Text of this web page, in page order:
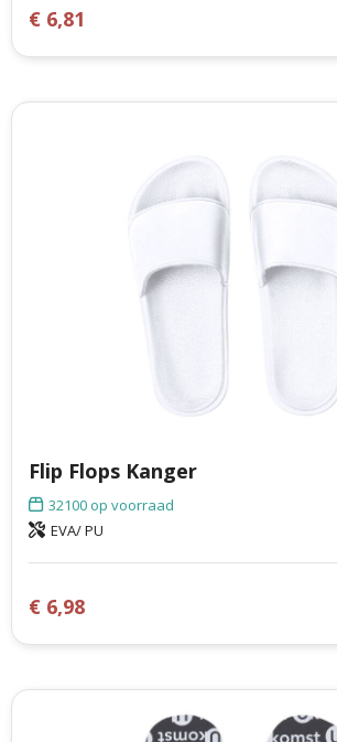
€ 6,81
Flip Flops Kanger
32100op voorraad
EVA/ PU
€ 6,98